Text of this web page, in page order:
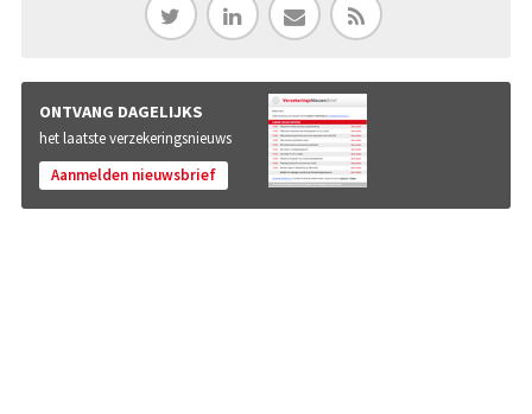
ONTVANG DAGELIJKS
het laatste verzekeringsnieuws
Aanmelden nieuwsbrief